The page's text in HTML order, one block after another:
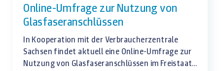
Online-Umfrage zur Nutzung von
Glasfaseranschlüssen
In Kooperation mit der Verbraucherzentrale
Sachsen findet aktuell eine Online-Umfrage zur
Nutzung von Glasfaseranschlüssen im Freistaat